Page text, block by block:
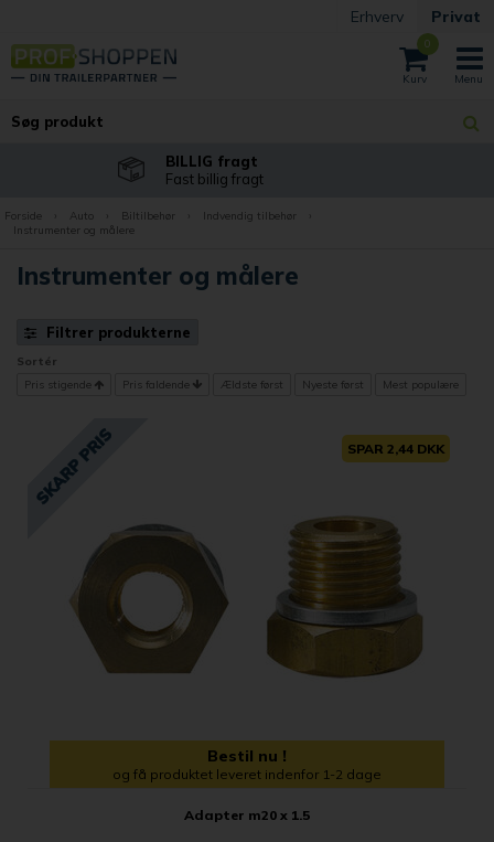
Erhverv Privat
0
BILLIG fragt
Fast billig fragt
Forside Auto Biltilbehør Indvendig tilbehør
Instrumenter og målere
Instrumenter og målere
Filtrer produkterne
Sortér
Pris stigende
Pris faldende Ældste først Nyeste først Mest populære
SPAR 2,44 DKK
Bestil nu !
og få produktet leveret indenfor 1-2 dage
Adapter m20 x 1.5